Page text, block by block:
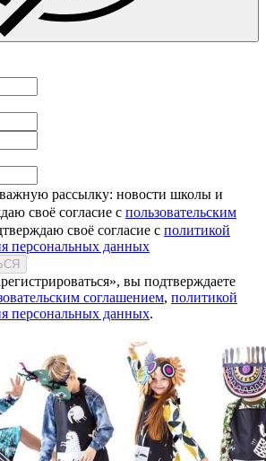
рассылку: новости школы и
своё согласие с пользовательским
своё согласие с политикой
персональных данных
вы подтверждаете
соглашением, политикой
персональных данных.